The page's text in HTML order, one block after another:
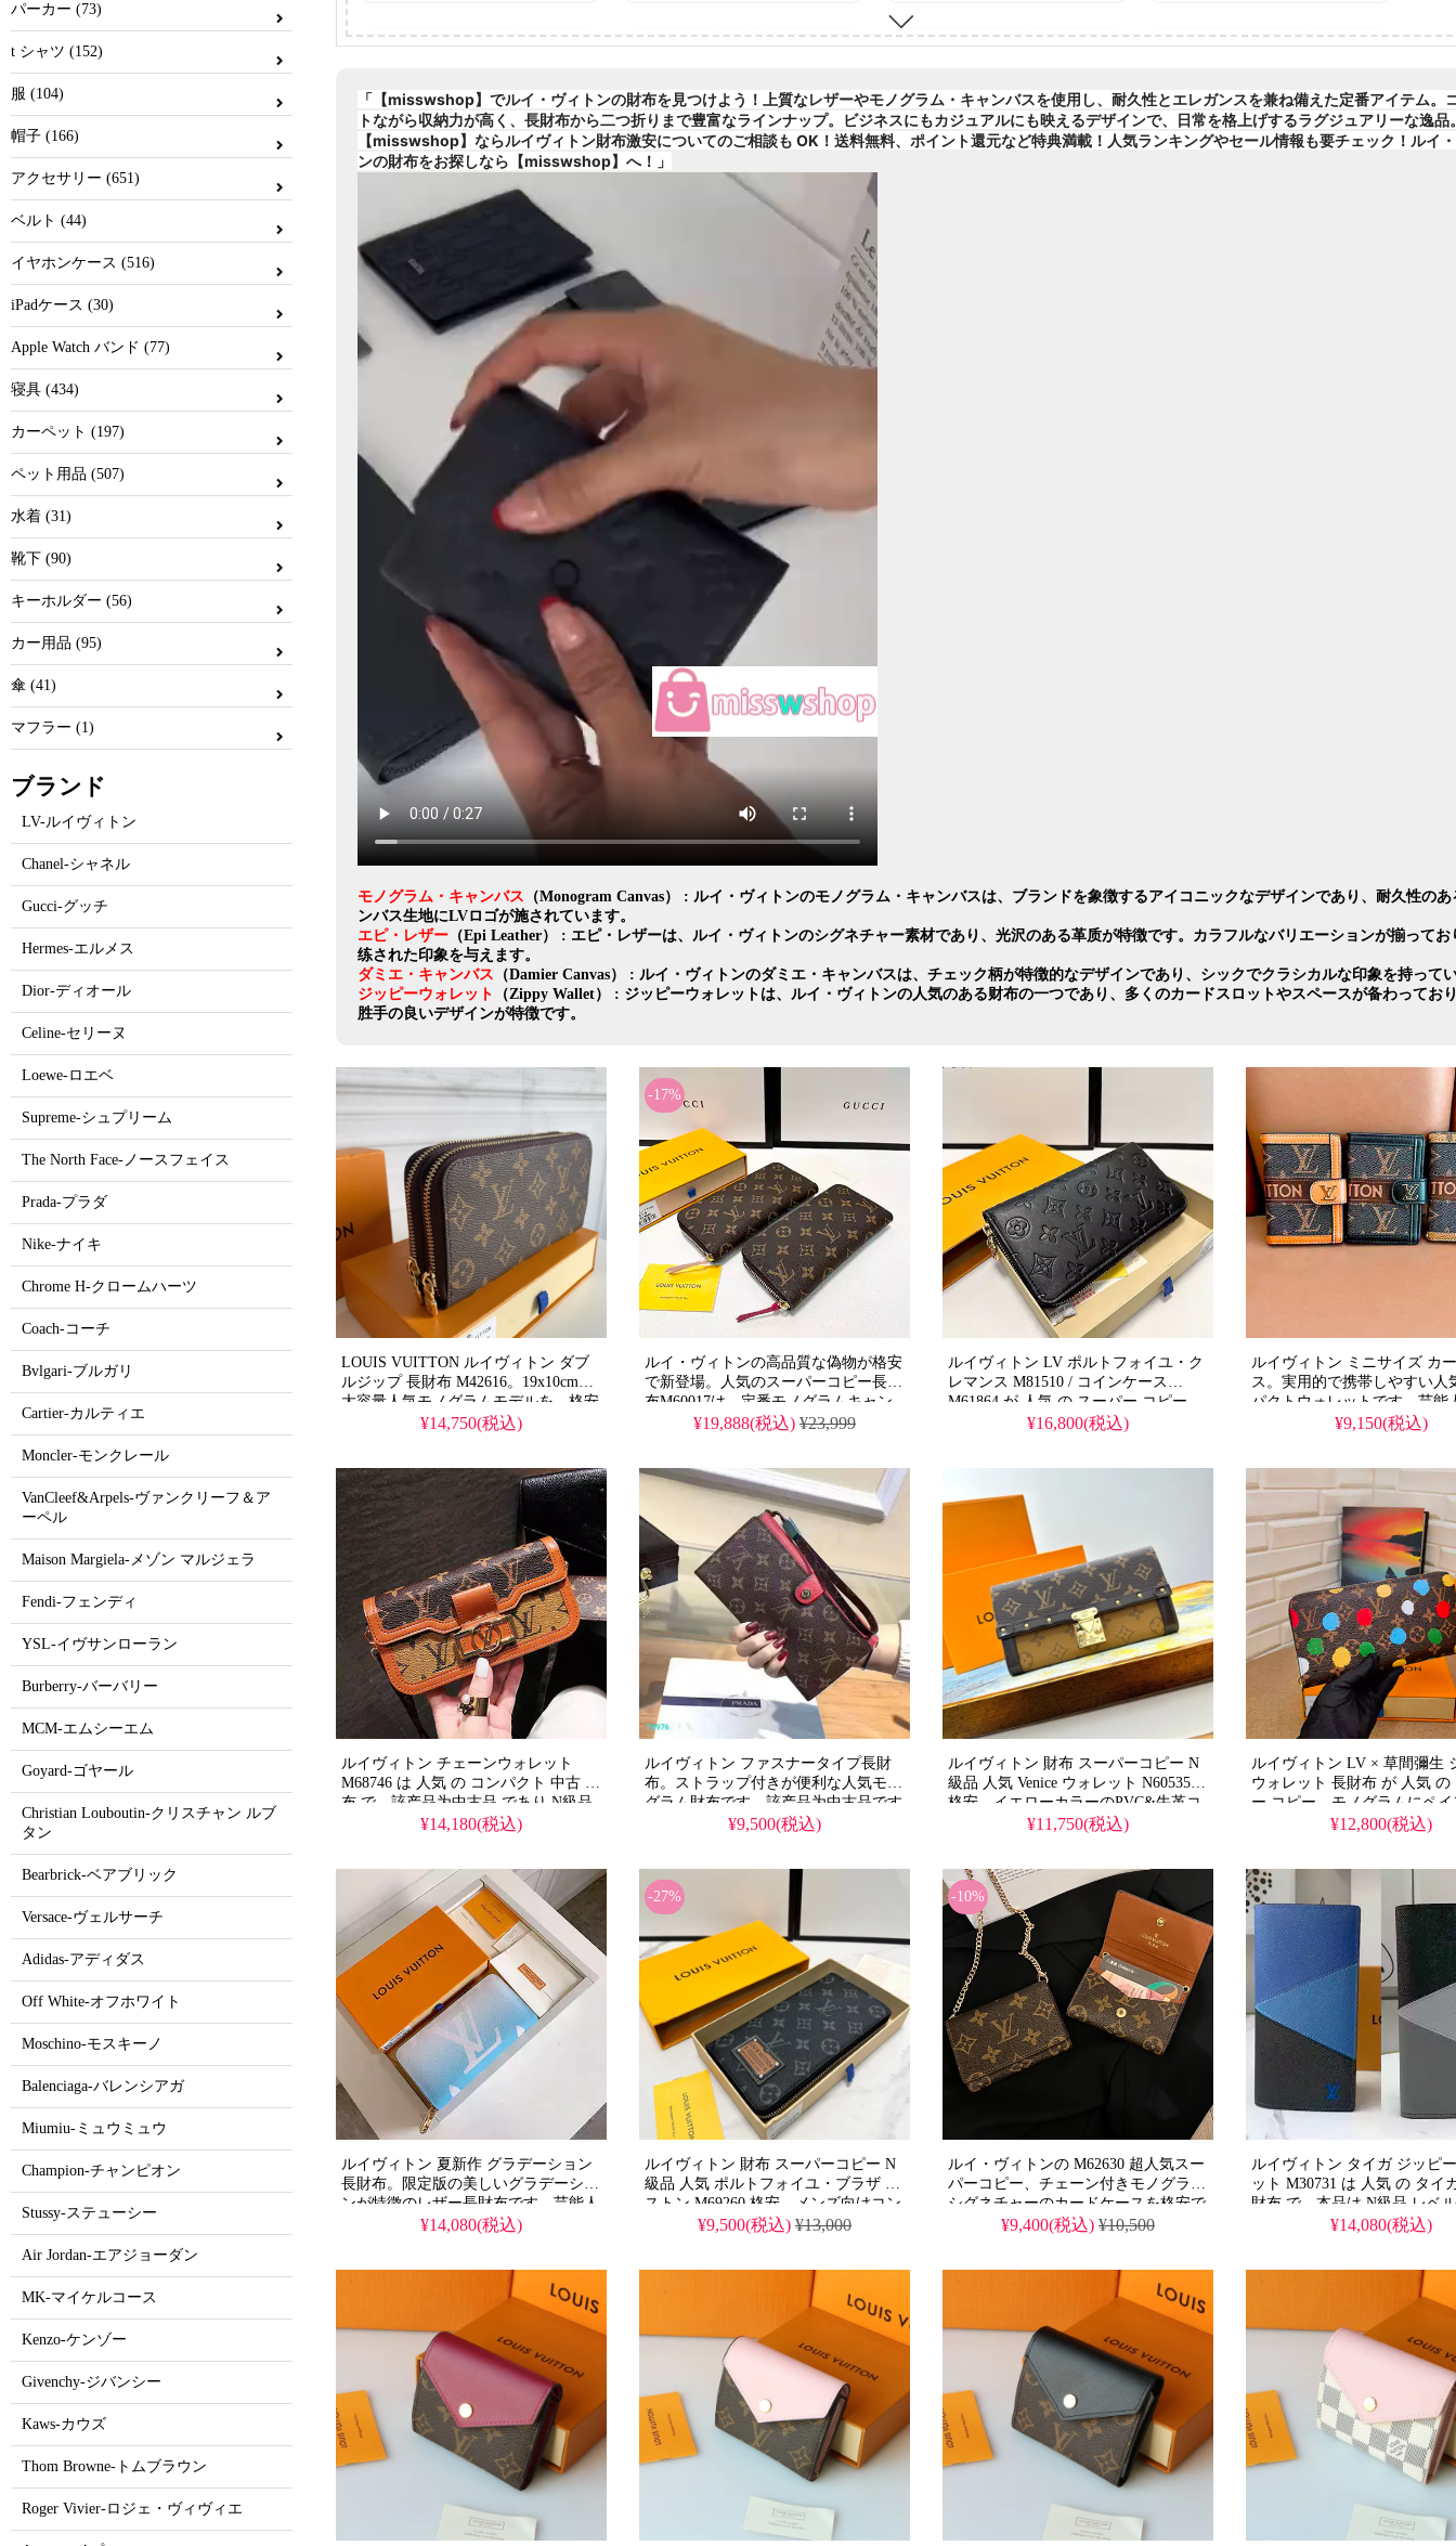
パーカー (73)
t シャツ (152)
服 (104)
帽子 (166)
アクセサリー (651)
ベルト (44)
イヤホンケース (516)
iPadケース (30)
Apple Watch バンド (77)
寝具 (434)
カーペット (197)
ペット用品 (507)
水着 (31)
靴下 (90)
キーホルダー (56)
カー用品 (95)
傘 (41)
マフラー (1)
ブランド
LV-ルイヴィトン
Chanel-シャネル
Gucci-グッチ
Hermes-エルメス
Dior-ディオール
Celine-セリーヌ
Loewe-ロエベ
Supreme-シュプリーム
The North Face-ノースフェイス
Prada-プラダ
Nike-ナイキ
Chrome H-クロームハーツ
Coach-コーチ
Bvlgari-ブルガリ
Cartier-カルティエ
Moncler-モンクレール
VanCleef&Arpels-ヴァンクリーフ＆ア
ーペル
Maison Margiela-メゾン マルジェラ
Fendi-フェンディ
YSL-イヴサンローラン
Burberry-バーバリー
MCM-エムシーエム
Goyard-ゴヤール
Christian Louboutin-クリスチャン ルブ
タン
Bearbrick-ベアブリック
Versace-ヴェルサーチ
Adidas-アディダス
Off White-オフホワイト
Moschino-モスキーノ
Balenciaga-バレンシアガ
Miumiu-ミュウミュウ
Champion-チャンピオン
Stussy-ステューシー
Air Jordan-エアジョーダン
MK-マイケルコース
Kenzo-ケンゾー
Givenchy-ジバンシー
Kaws-カウズ
Thom Browne-トムブラウン
Roger Vivier-ロジェ・ヴィヴィエ
バーバリー 財布 プラダ 財布 コーチ 財布 フェンディ 財布
エムシーエム 財布 ミュウミュウ 財布
「【misswshop】でルイ・ヴィトンの財布を見つけよう！上質なレザーやモノグラム・キャンバスを使用し、耐久性とエレガンスを兼ね備えた定番アイテム。
トながら収納力が高く、長財布から二つ折りまで豊富なラインナップ。ビジネスにもカジュアルにも映えるデザインで、日常を格上げするラグジュアリーな逸品
【misswshop】ならルイヴィトン財布激安についてのご相談も OK！送料無料、ポイント還元など特典満載！人気ランキングやセール情報も要チェック！ルイ
ンの財布をお探しなら【misswshop】へ！」
モノグラム・キャンバス （Monogram Canvas） : ルイ・ヴィトンのモノグラム・キャンバスは、ブランドを象徴するアイコニックなデザインであり、耐久性のあ
ンバス生地にLVロゴが施されています。
エピ・レザー （Epi Leather） : エピ・レザーは、ルイ・ヴィトンのシグネチャー素材であり、光沢のある革质が特徴です。カラフルなバリエーションが揃ってお
练された印象を与えます。
ダミエ・キャンバス （Damier Canvas） : ルイ・ヴィトンのダミエ・キャンバスは、チェック柄が特徴的なデザインであり、シックでクラシカルな印象を持って
ジッピーウォレット
（Zippy Wallet） : ジッピーウォレットは、ルイ・ヴィトンの人気のある财布の一つであり、多くのカードスロットやスペースが备わってお
胜手の良いデザインが特徴です。
LOUIS VUITTON ルイヴィトン ダブ
ルジップ 長財布 M42616。19x10cmの
大容量人気モノグラムモデルを、格安
で提供するスーパーコピーです。芸能
財布です。
¥14,750(税込)
-17%
ルイ・ヴィトンの高品質な偽物が格安
で新登場。人気のスーパーコピー長財
布M60017は、定番モノグラムキャン
バスと上質牛革の組み合わせを完璧に
収納力を兼ね備えた、日常使いに最適
なレプリカモデル。
¥19,888(税込) ¥23,999
ルイヴィトン LV ポルトフォイユ・ク
レマンス M81510 / コインケース
M61864 が 人気 の スーパー コピー。
エピレザーとモノグラム・アンプラン
格安 で提供し、芸能人 スタイルを手
軽に取り入れられます。
¥16,800(税込)
ルイヴィトン ミニサイズ カ
ス。実用的で携帯しやすい人
パクトウォレットです。芸能
する使い勝手の良さを、N級
¥9,150(税込)
ルイヴィトン チェーンウォレット
M68746 は 人気 の コンパクト 中古 財
布 で、該产品为中古品 であり N級品
レベルの 品質 を 格安 で 提供 する ス
値 を お届け します。
¥14,180(税込)
ルイヴィトン ファスナータイプ長財
布。ストラップ付きが便利な人気モノ
グラム財布です。該产品为中古品です
が、N級品相当の上質な美品を格安
けます。
¥9,500(税込)
ルイヴィトン 財布 スーパーコピー N
級品 人気 Venice ウォレット N60535
格安。イエローカラーのPVC&牛革コ
ンビ素材、ダミエエベネキャンバス、
能。21×11cmの多機能ウォレット。
2026年も活躍する実用的アイテムで
す。
¥11,750(税込)
ルイヴィトン LV × 草間彌生
ウォレット 長財布 が 人気 の
ー コピー。モノグラムにペ
ッドドットを散りばめたマル
がらレディース・メンズ兼用
等品を 格安 で提供し、芸能
ルを気軽に取り入れられます
¥12,800(税込)
ルイヴィトン 夏新作 グラデーション
長財布。限定版の美しいグラデーショ
ンが特徴のレザー長財布です。芸能人
が夏に愛用する高級感あるデザイン
¥14,080(税込)
-27%
ルイヴィトン 財布 スーパーコピー N
級品 人気 ポルトフォイユ・ブラザ ガ
ストン M69260 格安。メンズ向けコン
パクト長財布、実用的な小銭入れ付
¥9,500(税込) ¥13,000
-10%
ルイ・ヴィトンの M62630 超人気スー
パーコピー、チェーン付きモノグラム
シグネチャーのカードケースを格安で
ご紹介します。レディース向けコンパ
め掛け可能な人気の偽物ゼロ・ウォレ
¥9,400(税込) ¥10,500
ルイヴィトン タイガ ジッピ
ット M30731 は 人気 の タイ
財布 で、本品は N級品 レベ
を 格安 で 提供 する スーパ
¥14,080(税込)